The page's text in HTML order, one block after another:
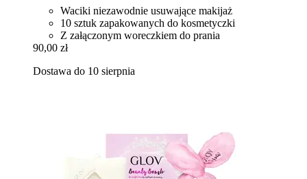
Waciki niezawodnie usuwające makijaż
10 sztuk zapakowanych do kosmetyczki
Z załączonym woreczkiem do prania
90,00 zł
Dostawa do 10 sierpnia